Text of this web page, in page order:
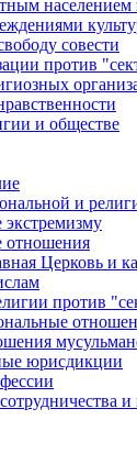
населением
совести
против
и обществе
и
отношения
Церковь и
против
юрисдикции
и